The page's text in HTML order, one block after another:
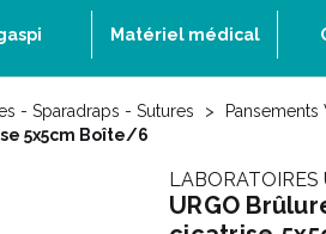
Matériel médical
- Sparadraps - Sutures
Pansements
5x5cm Boîte/6
LABORATOIRES
URGO